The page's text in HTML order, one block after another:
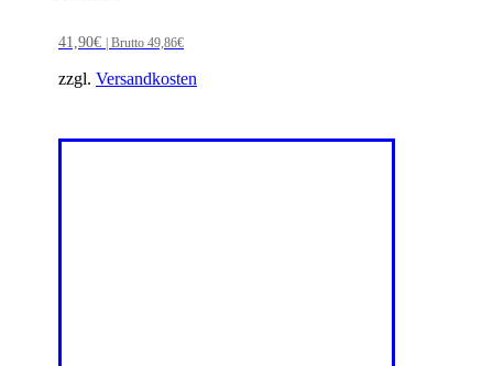
41,90€ | Brutto 49,86€
zzgl. Versandkosten